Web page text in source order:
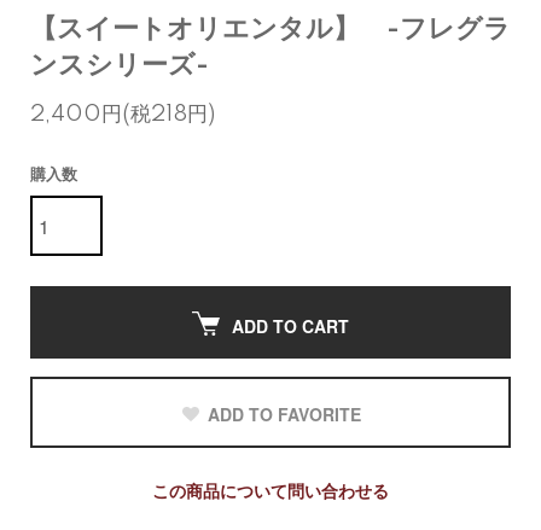
【スイートオリエンタル】 -フレグラ
ンスシリーズ-
2,400円(税218円)
購入数
ADD TO CART
ADD TO FAVORITE
この商品について問い合わせる